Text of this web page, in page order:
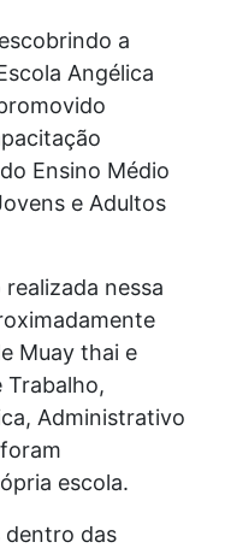
a
Angélica
Ensino Médio
e Adultos
nessa
Muay thai e
Trabalho,
Administrativo
escola.
dentro das